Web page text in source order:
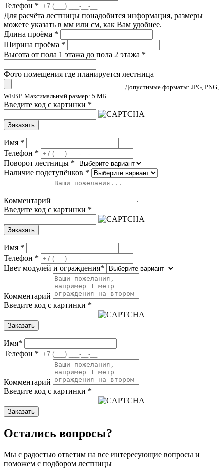
Телефон *
Для расчёта лестницы понадобится информация, размеры
можете указать в мм или см, как Вам удобнее.
Длина проёма *
Ширина проёма *
Высота от пола 1 этажа до пола 2 этажа *
Фото помещения где планируется лестница
Допустимые форматы: JPG, PNG,
WEBP. Максимальный размер: 5 МБ.
Введите код с картинки *
Заказать
Имя *
Телефон *
Поворот лестницы *
Наличие подступёнков *
Комментарий
Введите код с картинки *
Заказать
Имя *
Телефон *
Цвет модулей и ограждения*
Комментарий
Введите код с картинки *
Заказать
Имя*
Телефон *
Комментарий
Введите код с картинки *
Заказать
Остались вопросы?
Мы с радостью ответим на все интересующие вопросы и
поможем с подбором лестницы